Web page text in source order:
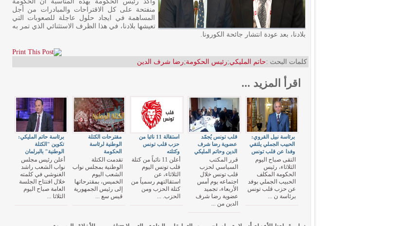
منفتحة على كل الاقتراحات والمبادرات من أجل
المساهمة في ايجاد حلول عاجلة للصعوبات التي
تعيشها بلادنا، في هذا الظرف الاستثنائي الذي تمر به
بلادنا، بعد عودة انتشار جائحة الكورونا.
كلمات البحث :حاتم المليكي;رئيس الحكومة;رضا شرف الدين
اقرأ المزيد ...
برئاسة حاتم المليكي:
تكوين "الكتلة
الوطنية" بالبرلمان
أعلن رئيس مجلس
نواب الشعب راشد
الغنوشي في كلمته
خلال افتتاح الجلسة
العامة صباح اليوم
الثلاثا ...
مقترحات الكتلة
الوطنية لرئاسة
الحكومة
تقدمت الكتلة
الوطنية بمجلس نواب
الشعب اليوم
الخميس، بمقترحاتها
إلى رئيس الجمهورية
قيس سع ...
استقالة 11 نائبا من
حزب قلب تونس
وكتلته
أعلن 11 نائباً من كتلة
قلب تونس اليوم
الثلاثاء، عن
استقالتهم رسمياً من
كتلة الحزب ومن
الحزب. ...
قلب تونس يُجمّد
عضوية رضا شرف
الدين وحاتم المليكي
قرر المكتب
السياسي لحزب
قلب تونس خلال
اجتماعه يوم أمس
الأربعاء، تجميد
عضوية رضا شرف
الدين من ...
برئاسة نبيل القروي:
الحبيب الجملي يلتقي
وفدا عن قلب تونس
التقى صباح اليوم
الثلاثاء، رئيس
الحكومة المكلف
الحبيب الجملي بوفد
عن حزب قلب تونس
برئاسة ن ...